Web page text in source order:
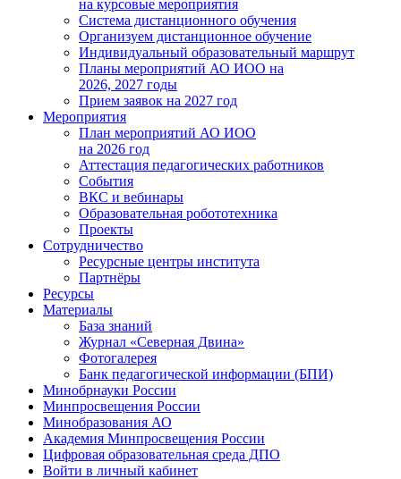
на курсовые мероприятия
Система дистанционного обучения
Организуем дистанционное обучение
Индивидуальный образовательный маршрут
Планы мероприятий АО ИОО на
2026, 2027 годы
Прием заявок на 2027 год
Мероприятия
План мероприятий АО ИОО
на 2026 год
Аттестация педагогических работников
События
ВКС и вебинары
Образовательная робототехника
Проекты
Сотрудничество
Ресурсные центры института
Партнёры
Ресурсы
Материалы
База знаний
Журнал «Северная Двина»
Фотогалерея
Банк педагогической информации (БПИ)
Минобрнауки России
Минпросвещения России
Минобразования АО
Академия Минпросвещения России
Цифровая образовательная среда ДПО
Войти в личный кабинет